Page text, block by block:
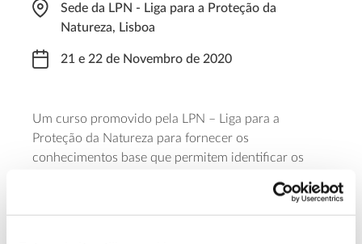
Sede da LPN - Liga para a Proteção da
Natureza, Lisboa
21 e 22 de Novembro de 2020
Um curso promovido pela LPN – Liga para a
Proteção da Natureza para fornecer os
conhecimentos base que permitem identificar os
mais fáceis de reconhecer – e transmitir boas-
práticas relativamente à sua colheita, manuseamento